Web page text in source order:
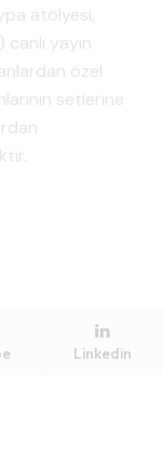
atölyesi,
yayın
özel
setlerine
Linkedin